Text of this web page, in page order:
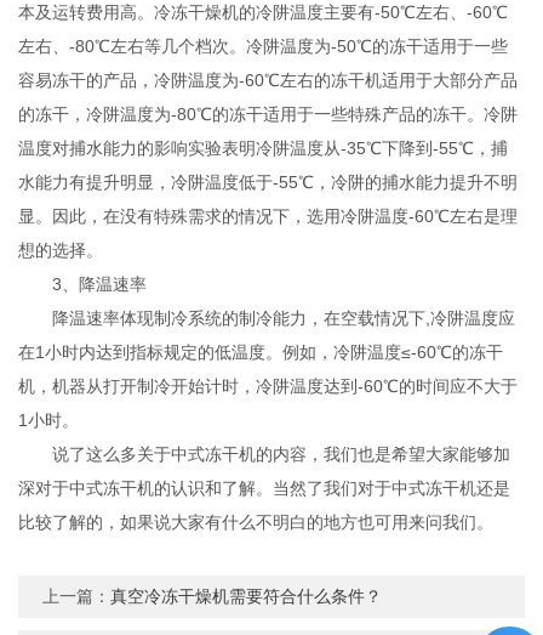
本及运转费用高。冷冻干燥机的冷阱温度主要有-50℃左右、-60℃
左右、-80℃左右等几个档次。冷阱温度为-50℃的冻干适用于一些
容易冻干的产品，冷阱温度为-60℃左右的冻干机适用于大部分产品
的冻干，冷阱温度为-80℃的冻干适用于一些特殊产品的冻干。冷阱
温度对捕水能力的影响实验表明冷阱温度从-35℃下降到-55℃，捕
水能力有提升明显，冷阱温度低于-55℃，冷阱的捕水能力提升不明
显。因此，在没有特殊需求的情况下，选用冷阱温度-60℃左右是理
想的选择。
3、降温速率
降温速率体现制冷系统的制冷能力，在空载情况下,冷阱温度应
在1小时内达到指标规定的低温度。例如，冷阱温度≤-60℃的冻干
机，机器从打开制冷开始计时，冷阱温度达到-60℃的时间应不大于
1小时。
说了这么多关于中式冻干机的内容，我们也是希望大家能够加
深对于中式冻干机的认识和了解。当然了我们对于中式冻干机还是
比较了解的，如果说大家有什么不明白的地方也可用来问我们。
上一篇：真空冷冻干燥机需要符合什么条件？